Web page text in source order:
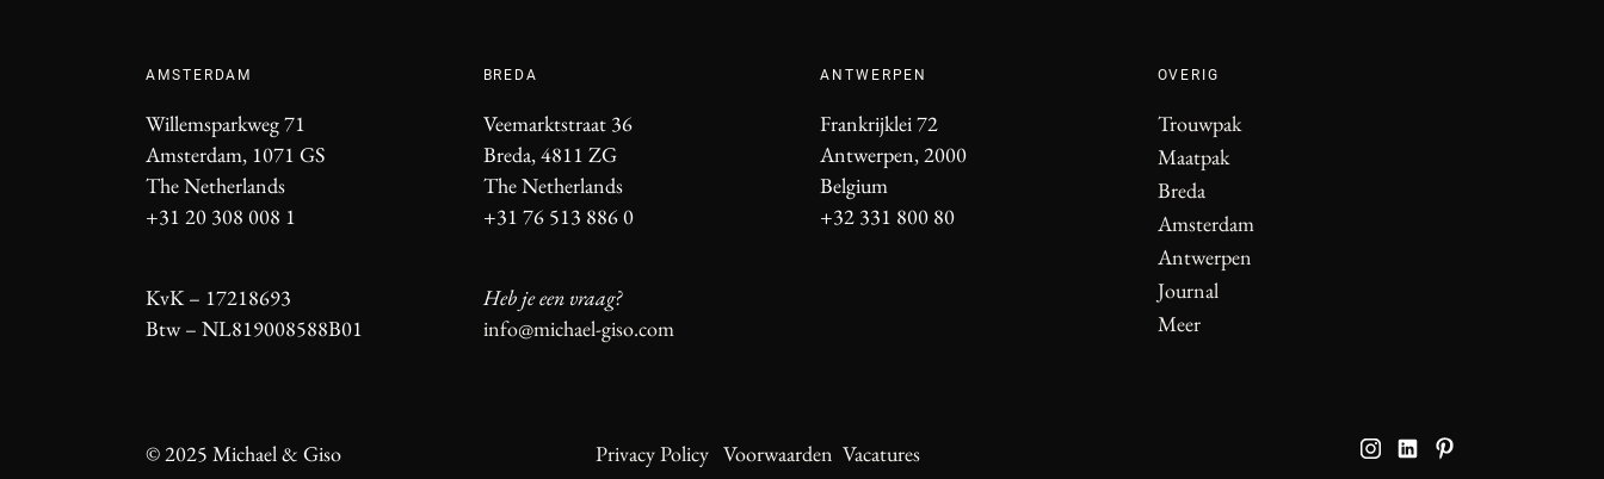
AMSTERDAM
Willemsparkweg 71
Amsterdam, 1071 GS
The Netherlands
+31 20 308 008 1
KvK – 17218693
Btw – NL819008588B01
BREDA
Veemarktstraat 36
Breda, 4811 ZG
The Netherlands
+31 76 513 886 0
Heb je een vraag?
info@michael-giso.com
ANTWERPEN
Frankrijklei 72
Antwerpen, 2000
Belgium
+32 331 800 80
OVERIG
Trouwpak
Maatpak
Breda
Amsterdam
Antwerpen
Journal
Meer
© 2025 Michael & Giso Privacy Policy Voorwaarden Vacatures